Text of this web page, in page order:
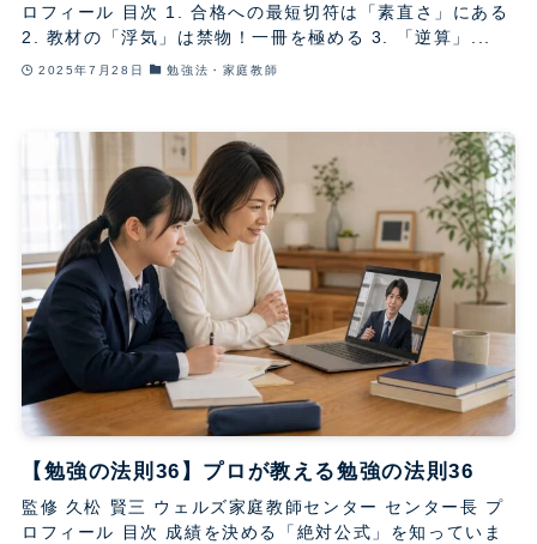
ロフィール 目次 1. 合格への最短切符は「素直さ」にある
2. 教材の「浮気」は禁物！一冊を極める 3. 「逆算」...
2025年7月28日 勉強法・家庭教師
【勉強の法則36】プロが教える勉強の法則36
監修 久松 賢三 ウェルズ家庭教師センター センター長 プ
ロフィール 目次 成績を決める「絶対公式」を知っていま